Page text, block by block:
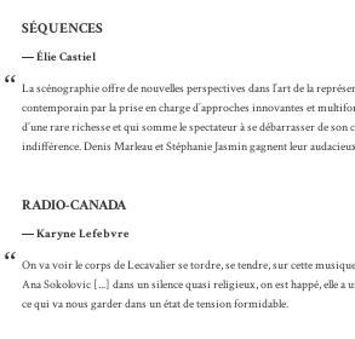
SÉQUENCES
Élie Castiel
“ La scénographie offre de nouvelles perspectives dans l’art de la
contemporain par la prise en charge d’approches innovantes et
d’une rare richesse et qui somme le spectateur à se débarrasser de
indifférence. Denis Marleau et Stéphanie Jasmin gagnent leur
RADIO-CANADA
Karyne Lefebvre
“ On va voir le corps de Lecavalier se tordre, se tendre, sur cette
Ana Sokolovic [...] dans un silence quasi religieux, on est happé, elle a
ce qui va nous garder dans un état de tension formidable.